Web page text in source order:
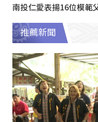
南投仁愛表揚16位模範
推薦新聞